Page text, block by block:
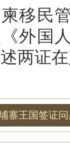
民管
外国
两证
寨王国签证